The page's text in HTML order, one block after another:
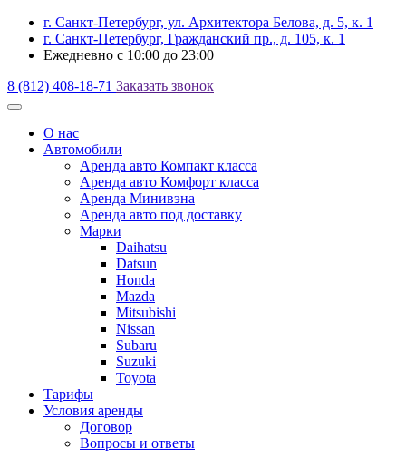
г. Санкт-Петербург, ул. Архитектора Белова, д. 5, к. 1
г. Санкт-Петербург, Гражданский пр., д. 105, к. 1
Ежедневно с 10:00 до 23:00
8 (812) 408-18-71 Заказать звонок
О наc
Автомобили
Аренда авто Компакт класса
Аренда авто Комфорт класса
Аренда Минивэна
Аренда авто под доставку
Марки
Daihatsu
Datsun
Honda
Mazda
Mitsubishi
Nissan
Subaru
Suzuki
Toyota
Тарифы
Условия аренды
Договор
Вопросы и ответы